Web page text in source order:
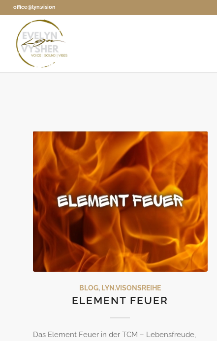
office@lyn.vision
BLOG, LYN.VISONSREIHE
ELEMENT FEUER
Das Element Feuer in der TCM – Lebensfreude,